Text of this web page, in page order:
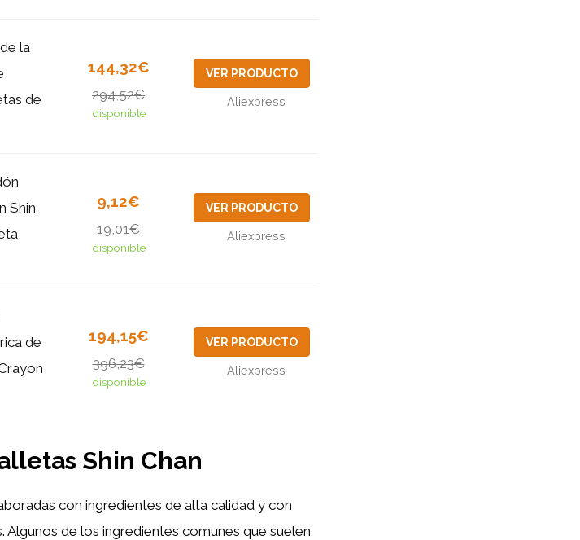
la
de
144,32€
294,52€
disponible
VER PRODUCTO
Aliexpress
Shin
9,12€
19,01€
disponible
VER PRODUCTO
Aliexpress
de
194,15€
396,23€
disponible
VER PRODUCTO
Aliexpress
Shin Chan
con ingredientes de alta calidad y con
Algunos de los ingredientes comunes que suelen